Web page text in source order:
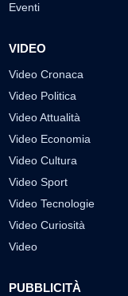
Eventi
VIDEO
Video Cronaca
Video Politica
Video Attualità
Video Economia
Video Cultura
Video Sport
Video Tecnologie
Video Curiosità
Video
PUBBLICITÀ